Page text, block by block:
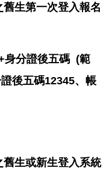
生第一次登入報名
身分證後五碼 (範
後五碼12345、帳
生或新生登入系統